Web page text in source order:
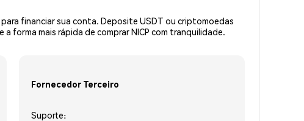
financiar sua conta. Deposite USDT ou criptomoedas
forma mais rápida de comprar NICP com tranquilidade.
Fornecedor Terceiro
Suporte: